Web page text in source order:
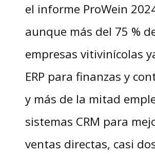
el informe ProWein
aunque más del 75 %
empresas vitivinícolas
ERP para finanzas y
y más de la mitad
sistemas CRM para
ventas directas, casi